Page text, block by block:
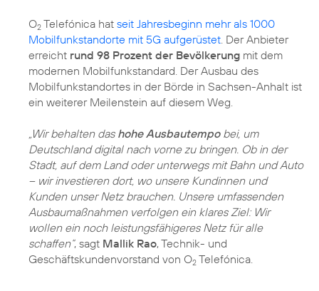
O2 Telefónica hat seit Jahresbeginn mehr als 1000
Mobilfunkstandorte mit 5G aufgerüstet . Der Anbieter
erreicht rund 98 Prozent der Bevölkerung mit dem
modernen Mobilfunkstandard. Der Ausbau des
Mobilfunkstandortes in der Börde in Sachsen-Anhalt ist
ein weiterer Meilenstein auf diesem Weg.
„Wir behalten das hohe Ausbautempobei, um
Deutschland digital nach vorne zu bringen. Ob in der
Stadt, auf dem Land oder unterwegs mit Bahn und Auto
– wir investieren dort, wo unsere Kundinnen und
Kunden unser Netz brauchen. Unsere umfassenden
Ausbaumaßnahmen verfolgen ein klares Ziel: Wir
wollen ein noch leistungsfähigeres Netz für alle
schaffen“, sagt Mallik Rao, Technik- und
Geschäftskundenvorstand von O2 Telefónica.